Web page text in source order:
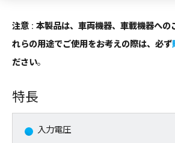
注意 : 本製品は、車両機器、車載機器への
れらの用途でご使用をお考えの際は、必ず
ださい。
特長
入力電圧